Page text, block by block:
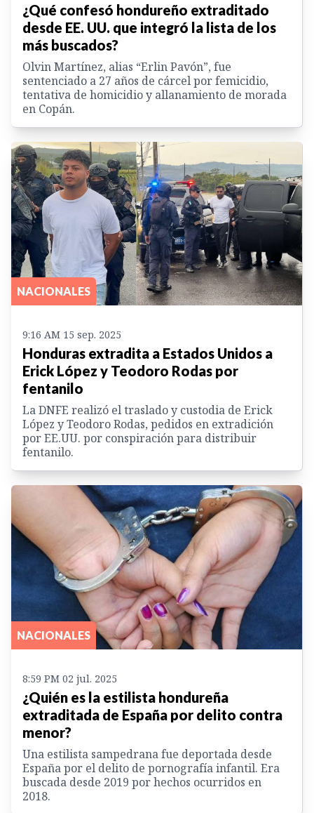
¿Qué confesó hondureño extraditado
desde EE. UU. que integró la lista de los
más buscados?
Olvin Martínez, alias “Erlin Pavón”, fue
sentenciado a 27 años de cárcel por femicidio,
tentativa de homicidio y allanamiento de morada
en Copán.
NACIONALES
9:16 AM 15 sep. 2025
Honduras extradita a Estados Unidos a
Erick López y Teodoro Rodas por
fentanilo
La DNFE realizó el traslado y custodia de Erick
López y Teodoro Rodas, pedidos en extradición
por EE.UU. por conspiración para distribuir
fentanilo.
NACIONALES
8:59 PM 02 jul. 2025
¿Quién es la estilista hondureña
extraditada de España por delito contra
menor?
Una estilista sampedrana fue deportada desde
España por el delito de pornografía infantil. Era
buscada desde 2019 por hechos ocurridos en
2018.